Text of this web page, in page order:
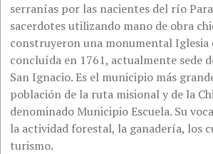
serranías por las nacientes del río
sacerdotes utilizando mano de obra
construyeron una monumental Iglesia
concluída en 1761, actualmente sede
San Ignacio. Es el municipio más
población de la ruta misional y de la
denominado Municipio Escuela. Su
la actividad forestal, la ganadería, los
turismo.